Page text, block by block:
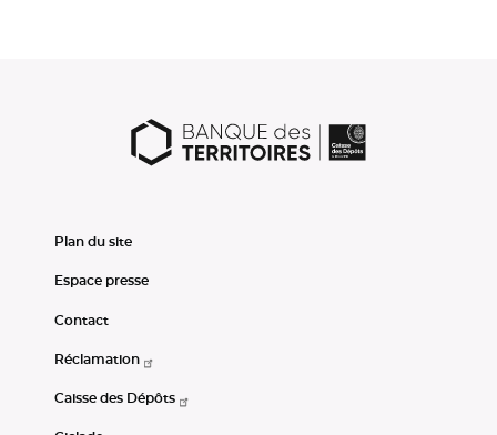
Plan du site
Espace presse
Contact
Réclamation
Caisse des Dépôts